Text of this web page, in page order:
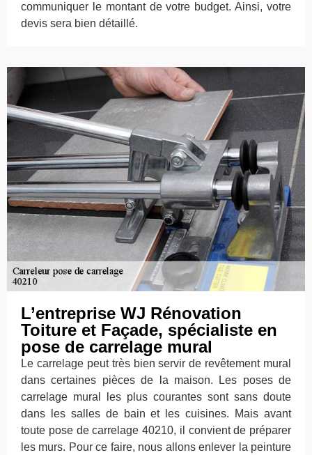
communiquer le montant de votre budget. Ainsi, votre
devis sera bien détaillé.
L’entreprise WJ Rénovation
Toiture et Façade, spécialiste en
pose de carrelage mural
Le carrelage peut très bien servir de revêtement mural
dans certaines pièces de la maison. Les poses de
carrelage mural les plus courantes sont sans doute
dans les salles de bain et les cuisines. Mais avant
toute pose de carrelage 40210, il convient de préparer
les murs. Pour ce faire, nous allons enlever la peinture